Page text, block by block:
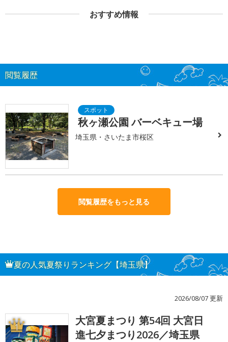
おすすめ情報
閲覧履歴
秋ヶ瀬公園 バーベキュー場
埼玉県・さいたま市桜区
閲覧履歴をもっと見る
夏の人気夏祭りランキング【埼玉県】
2026/08/07 更新
1
大宮夏まつり 第54回 大宮日
進七夕まつり2026／埼玉県